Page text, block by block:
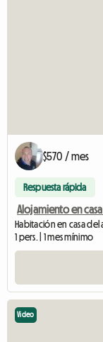
$570 / mes
Respuesta rápida
Alojamiento en
Habitación en casa del
1 pers. | 1 mes mínimo
Video